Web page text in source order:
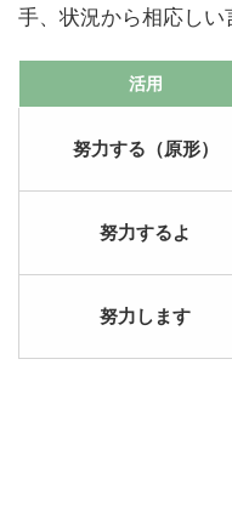
手、状況から相応しい
活用
努力する（原形）
努力するよ
努力します